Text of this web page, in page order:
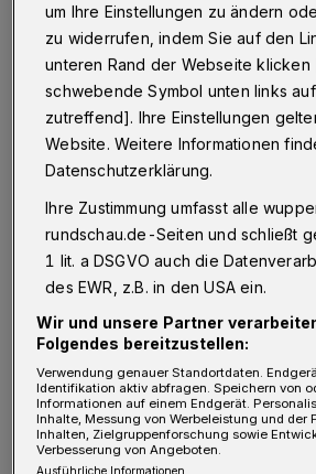
Wenn man diese unsinnige
vergleicht mit dem, was zum
Rheinland-Pfalz oder Baden-
beschlossen wurde, erkennt
dort die Bewegungsfreiheit für
wird, wie die
Krankenhäusern steigen. Eine
Pandemie-Entwicklung
wäre aus rechtlicher Sicht
vertretbar gewesen, aber die
Wuppertal im Alleingang bei
Inzidenzen und
beschlossene Regelung ist viel
um Ihre Einstellungen zu ändern
zu widerrufen, indem Sie auf den
unteren Rand der Webseite
schwebende Symbol unten links
zutreffend]. Ihre Einstellungen
Website. Weitere Informationen
Datenschutzerklärung.
Ihre Zustimmung umfasst alle
rundschau.de-Seiten und schließt
1 lit. a DSGVO auch die
des EWR, z.B. in den USA ein.
Wir und unsere Partner
Folgendes bereitzustellen:
Verwendung genauer Standortdaten.
Identifikation aktiv abfragen. Speichern von
Informationen auf einem Endgerät.
Inhalte, Messung von Werbeleistung und der
Inhalten, Zielgruppenforschung sowie
Verbesserung von Angeboten.
Ausführliche Informationen